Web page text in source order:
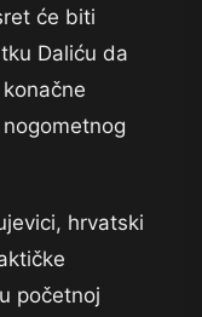
će biti
Daliću da
hrvatski
početnoj